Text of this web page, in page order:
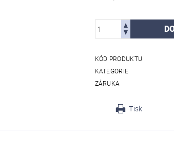
KÓD PRODUKTU
KATEGORIE
ZÁRUKA
Tisk